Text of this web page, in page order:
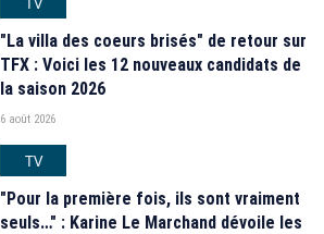
"La villa des coeurs brisés" de retour sur
TFX : Voici les 12 nouveaux candidats de
la saison 2026
6 août 2026
TV
"Pour la première fois, ils sont vraiment
seuls…" : Karine Le Marchand dévoile les